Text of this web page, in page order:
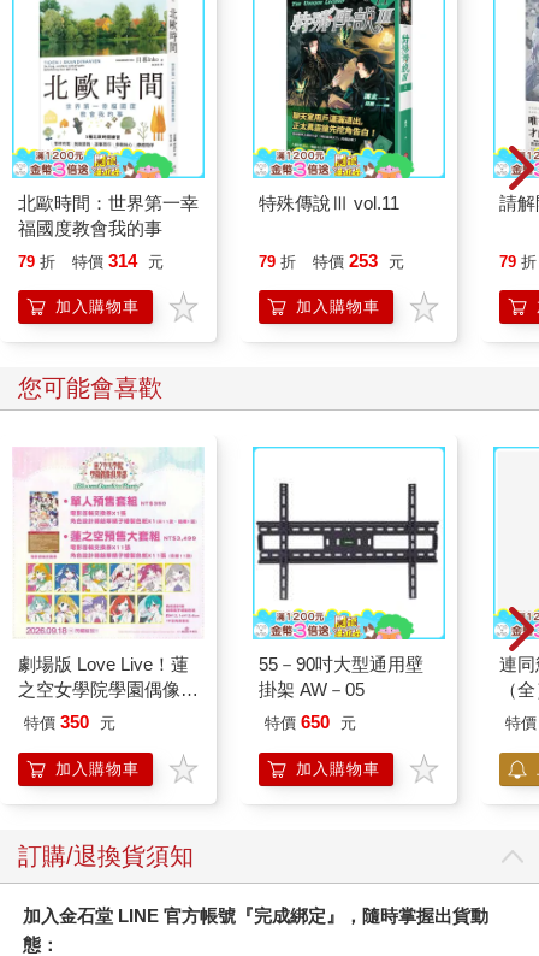
為了方便閱讀，我將本書分為三個部分。
「第一部分：疼痛」與「第二部分：傷害」聚焦於認知教育。了
解疼痛的定義、運作原理與各種類型，能夠讓我們理解那些緩解
與預防急性及慢性疼痛的策略的目的與意義。同樣的道理適用於
傷害。傷害可分成許多類型，每一種傷害復原時間均不同，會影
響你該如何進行復健。若你了解疼痛，就能復原得更快。你了解
哪個部位受傷與需要多久時間復原，就不太可能加劇傷害，且能
夠加快復原速度。了解情況可以讓你更遵從復健計劃，而遵從能
幫助你堅持下去，遵從與堅持對於復原來說至關重要。
第一與第二部分也解釋了疼痛與傷害的差異，而這也是我將它們
性疼痛，但即使組織沒有受損，你也可能感到疼痛（慢性疼痛便
是如此）。了解這一點非常重要，因為如果疼痛不是由受傷引
章）。
「第三部分：復健」提供了全面的復健方案，涵蓋身體各大區域
與關節最常見的疼痛與傷害（詳見第十一章的身體區域圖）。每
個方案都包括一項動作與運動計畫，根據疼痛症狀、復原階段與
功能性能力分為三個階段，類似有執照的物理治療師為你量身訂
作的治療計畫。
想立刻解決特定的疼痛或傷害，請前往第三部分，找到與你的症
狀或診斷相符的方案，然後照著復健運動計畫執行。記得閱讀第
三部分的介紹章節，這能幫助你理解方案組成方式與如何從這些
運動獲得最大助益。
我也想要提醒一點，那就是：即便你沒有疼痛或受傷，也能從這
些運動計畫獲得好處。無論你的目標是解決身體的弱點、以特定
動作改善活動度或活動範圍，或是強化特定身體部位，此三階段
運動計畫都能產生助益。只要翻到你想改善或維持的身體區域的
章節，然後遵循特定計畫，或是從中挑選運動來設計你自己的計
畫。
請記住，你在復健方案裡做的運動，與維持及改善身體健康用的
如果你決定直接跳到第三部分閱讀，也沒有什麼關係。你不需要
了解疼痛與傷害背後的科學原理，也能獲得這些計畫提供的好
處。雖然我相信理解科學知識是非常重要的（知識可以加速復
原、防止傷病復發，並提高復健效率），但這些方案確實是本書
北歐時間：世界第一幸
福國度教會我的事
79 折 特價 314 元
加入購物車
特殊傳說Ⅲ vol.11
79 折 特價 253 元
加入購物車
請解
79 折
您可能會喜歡
劇場版 Love Live！蓮
之空女學院學園偶像俱
樂部 Bloom Garden
特價 350 元
加入購物車
55－90吋大型通用壁
掛架 AW－05
特價 650 元
加入購物車
連
（
特價
訂購/退換貨須知
加入金石堂 LINE 官方帳號『完成綁定』，隨時掌握出貨動
態：